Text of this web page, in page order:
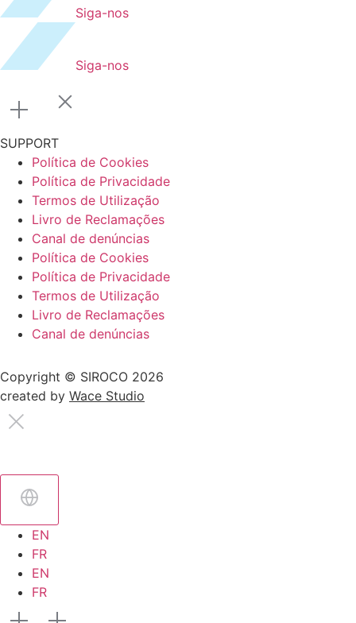
Siga-nos
Siga-nos
SUPPORT
Política de Cookies
Política de Privacidade
Termos de Utilização
Livro de Reclamações
Canal de denúncias
Política de Cookies
Política de Privacidade
Termos de Utilização
Livro de Reclamações
Canal de denúncias
Copyright © SIROCO 2026
created by Wace Studio
EN
FR
EN
FR